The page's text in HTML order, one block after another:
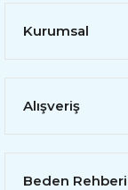
Kurumsal
Alışveriş
Beden Rehberi